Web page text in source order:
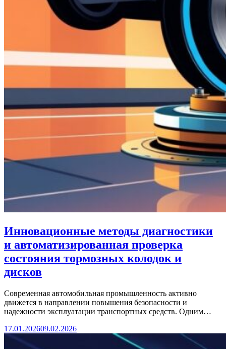
Инновационные методы диагностики
и автоматизированная проверка
состояния тормозных колодок и
дисков
Современная автомобильная промышленность активно
движется в направлении повышения безопасности и
надежности эксплуатации транспортных средств. Одним…
17.01.202609.02.2026